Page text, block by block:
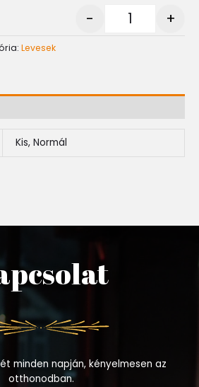
- +
Levesek
Kis, Normál
minden napján, kényelmesen az
otthonodban.